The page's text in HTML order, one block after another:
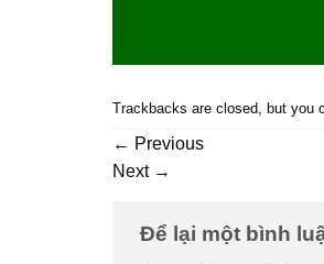
Trackbacks are closed, but you
← Previous
Next →
Để lại một bình